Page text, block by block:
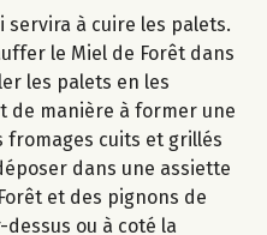
à cuire les palets.
le Miel de Forêt dans
les palets en les
de manière à former une
fromages cuits et grillés
dans une assiette
et des pignons de
ou à coté la